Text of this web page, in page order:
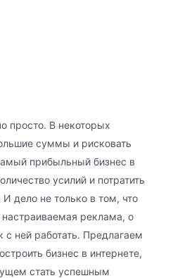
просто. В некоторых
суммы и рисковать
прибыльный бизнес в
усилий и потратить
И дело не только в том, что
реклама, о
ней работать. Предлагаем
бизнес в интернете,
стать успешным